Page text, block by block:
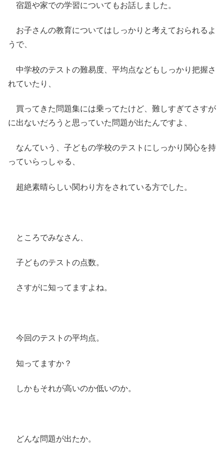
宿題や家での学習についてもお話しました。
お子さんの教育についてはしっかりと考えておられるよ
うで、
中学校のテストの難易度、平均点などもしっかり把握さ
れていたり、
買ってきた問題集には乗ってたけど、難しすぎてさすが
に出ないだろうと思っていた問題が出たんですよ、
なんていう、子どもの学校のテストにしっかり関心を持
っていらっしゃる、
超絶素晴らしい関わり方をされている方でした。
ところでみなさん、
子どものテストの点数。
さすがに知ってますよね。
今回のテストの平均点。
知ってますか？
しかもそれが高いのか低いのか。
どんな問題が出たか。